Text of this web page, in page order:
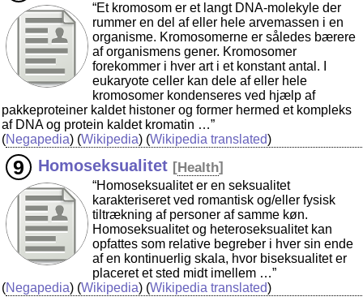
“Et kromosom er et langt DNA-molekyle der
rummer en del af eller hele arvemassen i en
organisme. Kromosomerne er således bærere
af organismens gener. Kromosomer
forekommer i hver art i et konstant antal. I
eukaryote celler kan dele af eller hele
kromosomer kondenseres ved hjælp af
pakkeproteiner kaldet histoner og former hermed et kompleks
af DNA og protein kaldet kromatin …”
(Negapedia) (Wikipedia) (Wikipedia translated)
Homoseksualitet [Health]
“Homoseksualitet er en seksualitet
karakteriseret ved romantisk og/eller fysisk
tiltrækning af personer af samme køn.
Homoseksualitet og heteroseksualitet kan
opfattes som relative begreber i hver sin ende
af en kontinuerlig skala, hvor biseksualitet er
placeret et sted midt imellem …”
(Negapedia) (Wikipedia) (Wikipedia translated)